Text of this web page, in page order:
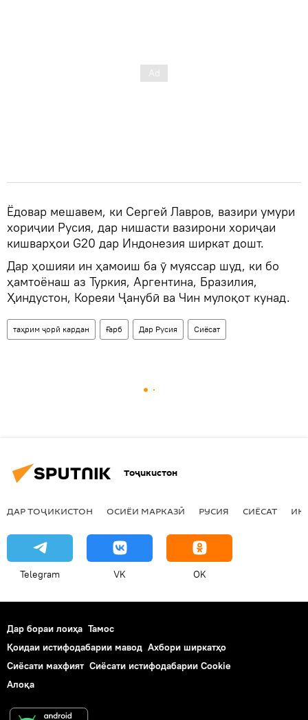
Ёдовар мешавем, ки Сергей Лавров, вазири умури
хориҷии Русия, дар нишасти вазирони хориҷаи
кишварҳои G20 дар Индонезия ширкат дошт.
Дар ҳошияи ин ҳамоиш ба ӯ муяссар шуд, ки бо
ҳамтоёнаш аз Туркия, Аргентина, Бразилия,
Ҳиндустон, Кореяи Ҷанубӣ ва Чин мулоқот кунад.
таҳрим ҷорӣ кардан Ғарб Дар Русия Сиёсат
Тоҷикистон
ДАР ТОҶИКИСТОН ОСИЁИ МАРКАЗӢ РУСИЯ СИЁСАТ
Telegram VK OK
Дар бораи лоиҳа Тамос
Қоидаи истифодабарии мавод Ахбори ширкатҳо
Сиёсати махфият Сиёсати истифодабарии Cookie
Алоқа